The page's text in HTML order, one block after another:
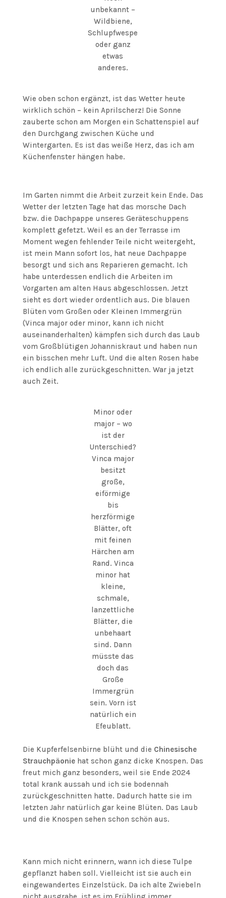
unbekannt –
Wildbiene,
Schlupfwespe
oder ganz
etwas
anderes.
Wie oben schon ergänzt, ist das Wetter heute
wirklich schön – kein Aprilscherz! Die Sonne
zauberte schon am Morgen ein Schattenspiel auf
den Durchgang zwischen Küche und
Wintergarten. Es ist das weiße Herz, das ich am
Küchenfenster hängen habe.
Im Garten nimmt die Arbeit zurzeit kein Ende. Das
Wetter der letzten Tage hat das morsche Dach
bzw. die Dachpappe unseres Geräteschuppens
komplett gefetzt. Weil es an der Terrasse im
Moment wegen fehlender Teile nicht weitergeht,
ist mein Mann sofort los, hat neue Dachpappe
besorgt und sich ans Reparieren gemacht. Ich
habe unterdessen endlich die Arbeiten im
Vorgarten am alten Haus abgeschlossen. Jetzt
sieht es dort wieder ordentlich aus. Die blauen
Blüten vom Großen oder Kleinen Immergrün
(Vinca major oder minor, kann ich nicht
auseinanderhalten) kämpfen sich durch das Laub
vom Großblütigen Johanniskraut und haben nun
ein bisschen mehr Luft. Und die alten Rosen habe
ich endlich alle zurückgeschnitten. War ja jetzt
auch Zeit.
Minor oder
major – wo
ist der
Unterschied?
Vinca major
besitzt
große,
eiförmige
bis
herzförmige
Blätter, oft
mit feinen
Härchen am
Rand. Vinca
minor hat
kleine,
schmale,
lanzettliche
Blätter, die
unbehaart
sind. Dann
müsste das
doch das
Große
Immergrün
sein. Vorn ist
natürlich ein
Efeublatt.
Die Kupferfelsenbirne blüht und die Chinesische
Strauchpäoniehat schon ganz dicke Knospen. Das
freut mich ganz besonders, weil sie Ende 2024
total krank aussah und ich sie bodennah
zurückgeschnitten hatte. Dadurch hatte sie im
letzten Jahr natürlich gar keine Blüten. Das Laub
und die Knospen sehen schon schön aus.
Kann mich nicht erinnern, wann ich diese Tulpe
gepflanzt haben soll. Vielleicht ist sie auch ein
eingewandertes Einzelstück. Da ich alte Zwiebeln